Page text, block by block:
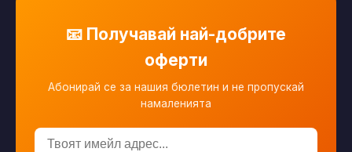
📧 Получавай най-добрите
оферти
Абонирай се за нашия бюлетин и не пропускай
намаленията